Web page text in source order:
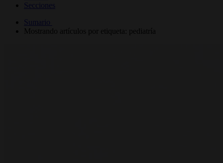
Secciones
Sumario
Mostrando artículos por etiqueta: pediatría